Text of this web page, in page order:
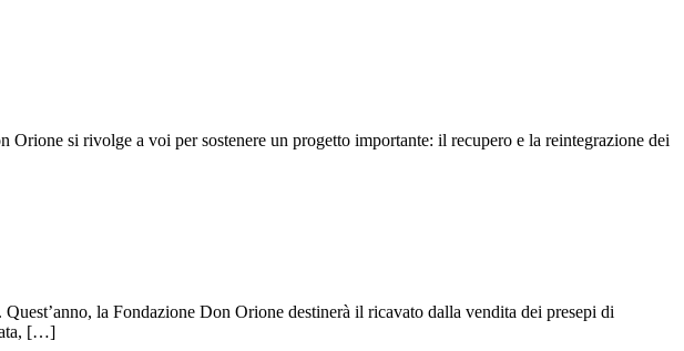
si rivolge a voi per sostenere un progetto importante: il recupero e la reintegrazione dei
la Fondazione Don Orione destinerà il ricavato dalla vendita dei presepi di
[…]